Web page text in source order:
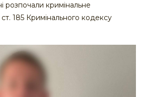
розпочали кримінальне
185 Кримінального кодексу